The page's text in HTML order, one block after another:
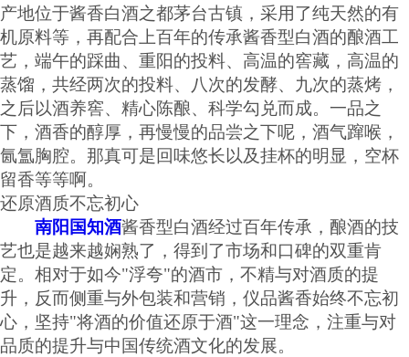
产地位于酱香白酒之都茅台古镇，采用了纯天然的有
机原料等，再配合上百年的传承酱香型白酒的酿酒工
艺，端午的踩曲、重阳的投料、高温的窖藏，高温的
蒸馏，共经两次的投料、八次的发酵、九次的蒸烤，
之后以酒养窖、精心陈酿、科学勾兑而成。一品之
下，酒香的醇厚，再慢慢的品尝之下呢，酒气蹿喉，
氤氲胸腔。那真可是回味悠长以及挂杯的明显，空杯
留香等等啊。
还原酒质不忘初心
南阳国知酒酱香型白酒经过百年传承，酿酒的技
艺也是越来越娴熟了，得到了市场和口碑的双重肯
定。相对于如今"浮夸"的酒市，不精与对酒质的提
升，反而侧重与外包装和营销，仪品酱香始终不忘初
心，坚持"将酒的价值还原于酒"这一理念，注重与对
品质的提升与中国传统酒文化的发展。